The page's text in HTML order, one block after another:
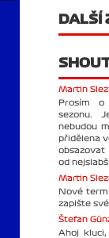
DALŠÍ
Martin
Prosím o
sezonu.
nebudou
přidělena
od
Martin
Nové
zapište
Štefan
Ahoj